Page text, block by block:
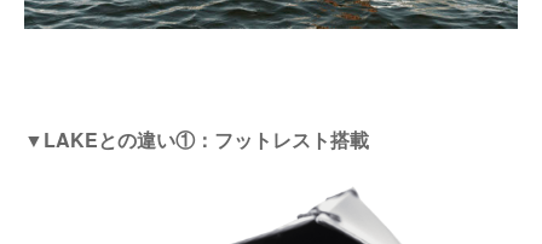
▼LAKEとの違い①：フットレスト搭載